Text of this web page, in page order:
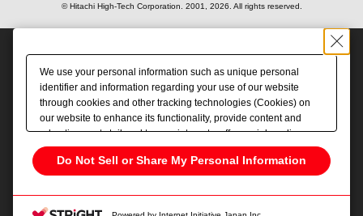
© Hitachi High-Tech Corporation. 2001, 2026 . All rights reserved.
We use your personal information such as unique personal
identifier and information regarding your use of our website
through cookies and other tracking technologies (Cookies) on
our website to enhance its functionality, provide content and
advertisements tailored to your interests, offer social media
features and improve our website through access analysis.
Please click hereto see more details including retention period.
We may sell or share your personal information to/with our
advertising, social media, and/or analytics service partners.
These partners may combine the data shared by us with other
Do Not Sell or Share My Personal Information